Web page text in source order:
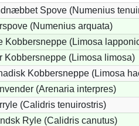
Spove (Numenius
(Numenius arquata)
Kobbersneppe (Limosa
Kobbersneppe (Limosa limosa)
Kobbersneppe (Limosa
(Arenaria interpres)
(Calidris tenuirostris)
Ryle (Calidris canutus)